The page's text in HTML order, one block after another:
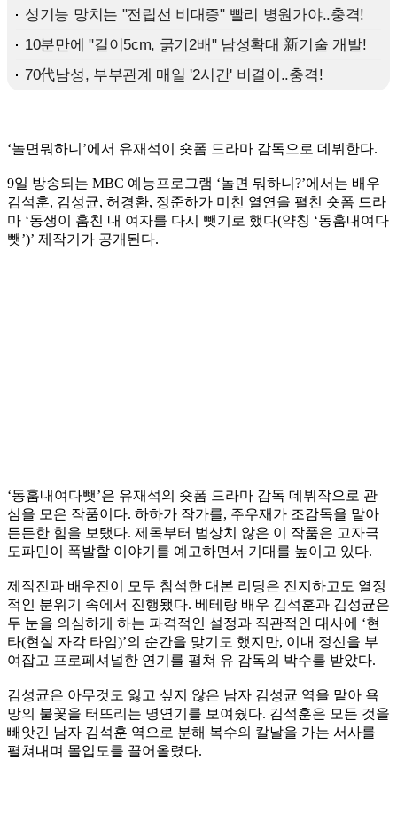
‘놀면뭐하니’에서 유재석이 숏폼 드라마 감독으로 데뷔한다.
9일 방송되는 MBC 예능프로그램 ‘놀면 뭐하니?’에서는 배우
김석훈, 김성균, 허경환, 정준하가 미친 열연을 펼친 숏폼 드라
마 ‘동생이 훔친 내 여자를 다시 뺏기로 했다(약칭 ‘동훔내여다
뺏’)’ 제작기가 공개된다.
‘동훔내여다뺏’은 유재석의 숏폼 드라마 감독 데뷔작으로 관
심을 모은 작품이다. 하하가 작가를, 주우재가 조감독을 맡아
든든한 힘을 보탰다. 제목부터 범상치 않은 이 작품은 고자극
도파민이 폭발할 이야기를 예고하면서 기대를 높이고 있다.
제작진과 배우진이 모두 참석한 대본 리딩은 진지하고도 열정
적인 분위기 속에서 진행됐다. 베테랑 배우 김석훈과 김성균은
두 눈을 의심하게 하는 파격적인 설정과 직관적인 대사에 ‘현
타(현실 자각 타임)’의 순간을 맞기도 했지만, 이내 정신을 부
여잡고 프로페셔널한 연기를 펼쳐 유 감독의 박수를 받았다.
김성균은 아무것도 잃고 싶지 않은 남자 김성균 역을 맡아 욕
망의 불꽃을 터뜨리는 명연기를 보여줬다. 김석훈은 모든 것을
빼앗긴 남자 김석훈 역으로 분해 복수의 칼날을 가는 서사를
펼쳐내며 몰입도를 끌어올렸다.